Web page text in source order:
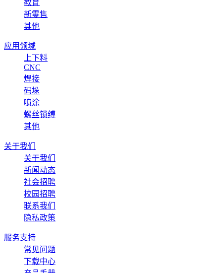
教育
新零售
其他
应用领域
上下料
CNC
焊接
码垛
喷涂
螺丝锁缚
其他
关于我们
关于我们
新闻动态
社会招聘
校园招聘
联系我们
隐私政策
服务支持
常见问题
下载中心